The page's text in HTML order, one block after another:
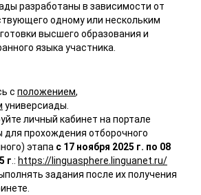
разработаны в зависимости от
одному или нескольким
высшего образования и
языка участника.
с положением,
универсиады.
личный кабинет на портале
для прохождения отборочного
этапа с 17 ноября 2025 г. по 08
г .: https://linguasphere.linguanet.ru/
задания после их получения